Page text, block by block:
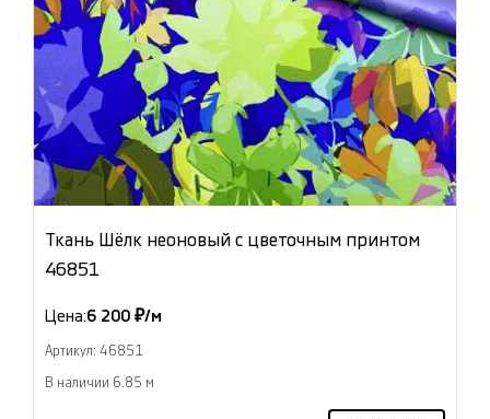
Ткань Шёлк неоновый с цветочным принтом
46851
Цена:6 200 ₽/м
Артикул: 46851
В наличии 6.85 м